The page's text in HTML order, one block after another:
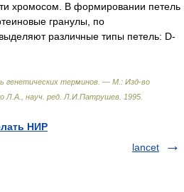
хромосом. В формировании петель
гранулы, по
различные типы петель: D-
генетических терминов. — М.: Изд-во
Л.А., науч. ред. Л.И.Патрушев 1995
НИР
lancet